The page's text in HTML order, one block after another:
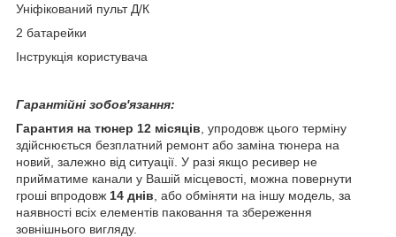
Уніфікований пульт Д/К
2 батарейки
Інструкція користувача
Гарантійні зобов'язання:
Гарантия на тюнер 12 місяців , упродовж цього терміну
здійснюється безплатний ремонт або заміна тюнера на
новий, залежно від ситуації. У разі якщо ресивер не
прийматиме канали у Вашій місцевості, можна повернути
гроші впродовж 14 днів , або обміняти на іншу модель, за
наявності всіх елементів паковання та збереження
зовнішнього вигляду.